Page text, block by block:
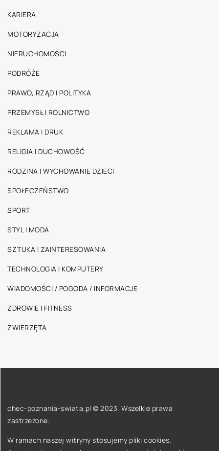
KARIERA
MOTORYZACJA
NIERUCHOMOŚCI
PODRÓŻE
PRAWO, RZĄD I POLITYKA
PRZEMYSŁ I ROLNICTWO
REKLAMA I DRUK
RELIGIA I DUCHOWOŚĆ
RODZINA I WYCHOWANIE DZIECI
SPOŁECZEŃSTWO
SPORT
STYL I MODA
SZTUKA I ZAINTERESOWANIA
TECHNOLOGIA I KOMPUTERY
WIADOMOŚCI / POGODA / INFORMACJE
ZDROWIE I FITNESS
ZWIERZĘTA
chec-poznania-swiata.pl © 2023. Wszelkie prawa
zastrzeżone.
W ramach naszej witryny stosujemy pliki cookies.